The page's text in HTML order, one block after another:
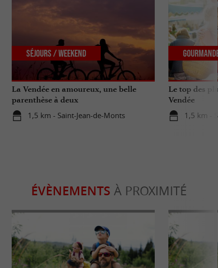
La Vendée en amoureux, une belle
parenthèse à deux
1,5 km - Saint-Jean-de-Monts
Séjours / Weekend
Le top des
Vendée
1,5 km -
ÉVÈNEMENTS À PROXIMITÉ